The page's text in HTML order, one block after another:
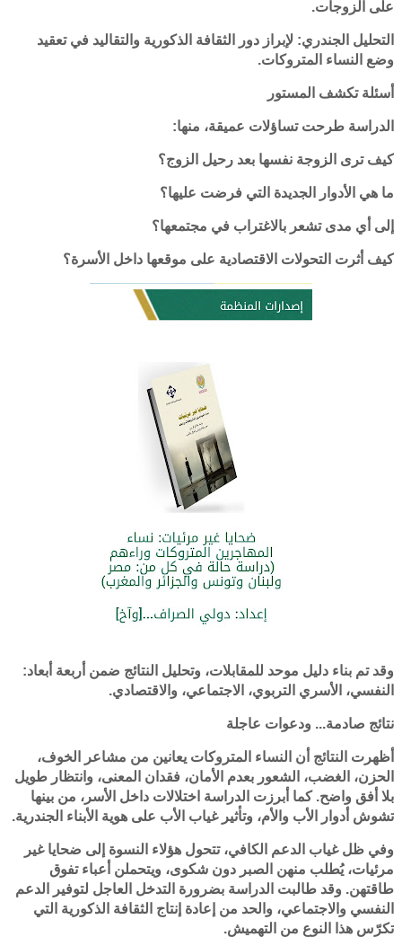
على الزوجات.
التحليل الجندري: لإبراز دور الثقافة الذكورية والتقاليد في تعقيد
وضع النساء المتروكات.
أسئلة تكشف المستور
الدراسة طرحت تساؤلات عميقة، منها:
كيف ترى الزوجة نفسها بعد رحيل الزوج؟
ما هي الأدوار الجديدة التي فرضت عليها؟
إلى أي مدى تشعر بالاغتراب في مجتمعها؟
كيف أثرت التحولات الاقتصادية على موقعها داخل الأسرة؟
وقد تم بناء دليل موحد للمقابلات، وتحليل النتائج ضمن أربعة أبعاد:
النفسي، الأسري التربوي، الاجتماعي، والاقتصادي.
نتائج صادمة... ودعوات عاجلة
أظهرت النتائج أن النساء المتروكات يعانين من مشاعر الخوف،
الحزن، الغضب، الشعور بعدم الأمان، فقدان المعنى، وانتظار طويل
بلا أفق واضح. كما أبرزت الدراسة اختلالات داخل الأسر، من بينها
تشوش أدوار الأب والأم، وتأثير غياب الأب على هوية الأبناء الجندرية.
وفي ظل غياب الدعم الكافي، تتحول هؤلاء النسوة إلى ضحايا غير
مرئيات، يُطلب منهن الصبر دون شكوى، ويتحملن أعباء تفوق
طاقتهن. وقد طالبت الدراسة بضرورة التدخل العاجل لتوفير الدعم
النفسي والاجتماعي، والحد من إعادة إنتاج الثقافة الذكورية التي
تكرّس هذا النوع من التهميش.